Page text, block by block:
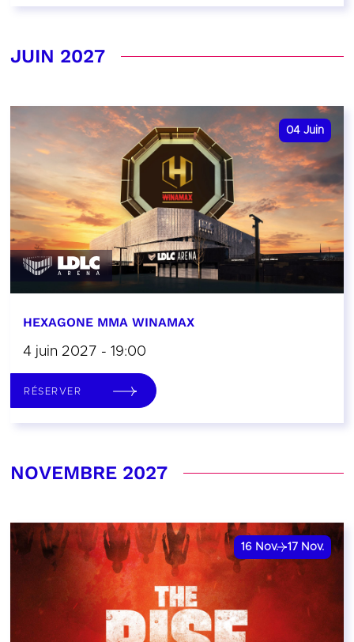
JUIN 2027
04 Juin
HEXAGONE MMA WINAMAX
4 juin 2027 - 19:00
RÉSERVER
NOVEMBRE 2027
16 Nov. 17 Nov.